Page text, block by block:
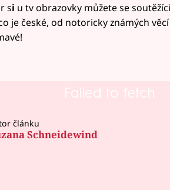
si u tv obrazovky můžete se
je české, od notoricky známých
Failed to fetch
článku
Schneidewind